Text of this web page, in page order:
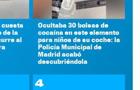
cuesta
de la
al
Ocultaba 30 bolsas de
cocaína en este elemento
para niños de su coche: la
Policía Municipal de
Madrid acabó
descubriéndola
4